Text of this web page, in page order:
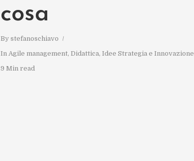
cosa
By stefanoschiavo
In Agile management, Didattica, Idee Strategia e Innovazione
9 Min read